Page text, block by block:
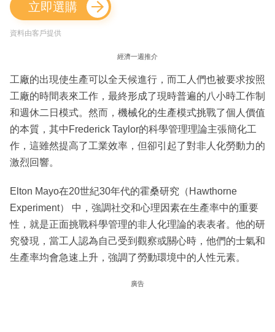
立即選購
資料由客戶提供
經濟一週推介
工廠的出現使生產可以全天候進行，而工人們也被要求按照
工廠的時間表來工作，最終形成了現時普遍的八小時工作制
和週休二日模式。然而，機械化的生產模式挑戰了個人價值
的本質，其中Frederick Taylor的科學管理理論主張簡化工
作，這雖然提高了工業效率，但卻引起了對非人化勞動力的
激烈回響。
Elton Mayo在20世紀30年代的霍桑研究（Hawthorne
Experiment） 中，強調社交和心理因素在生產率中的重要
性，就是正面挑戰科學管理的非人化理論的表表者。他的研
究發現，當工人認為自己受到觀察或關心時，他們的士氣和
生產率均會急速上升，強調了勞動環境中的人性元素。
廣告